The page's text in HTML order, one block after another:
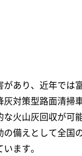
あり、近年では
対策型路面清掃
火山灰回収が可
備えとして全国
ます。